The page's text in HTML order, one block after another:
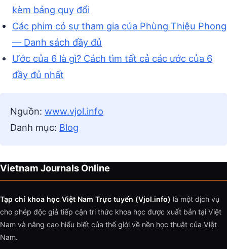
kèm bảng quy đổi
Các phim có sự tham gia của Phùng Thiệu Phong
— Danh sách đầy đủ
Ước của 6 là gì? Cách tìm tất cả các ước của 6
đầy đủ nhất
Nguồn: www.vjol.info
Danh mục: Blog
Vietnam Journals Online
Tạp chí khoa học Việt Nam Trực tuyến (Vjol.info) là một dịch vụ
cho phép độc giả tiếp cận tri thức khoa học được xuất bản tại Việt
Nam và nâng cao hiểu biết của thế giới về nền học thuật của Việt
Nam.